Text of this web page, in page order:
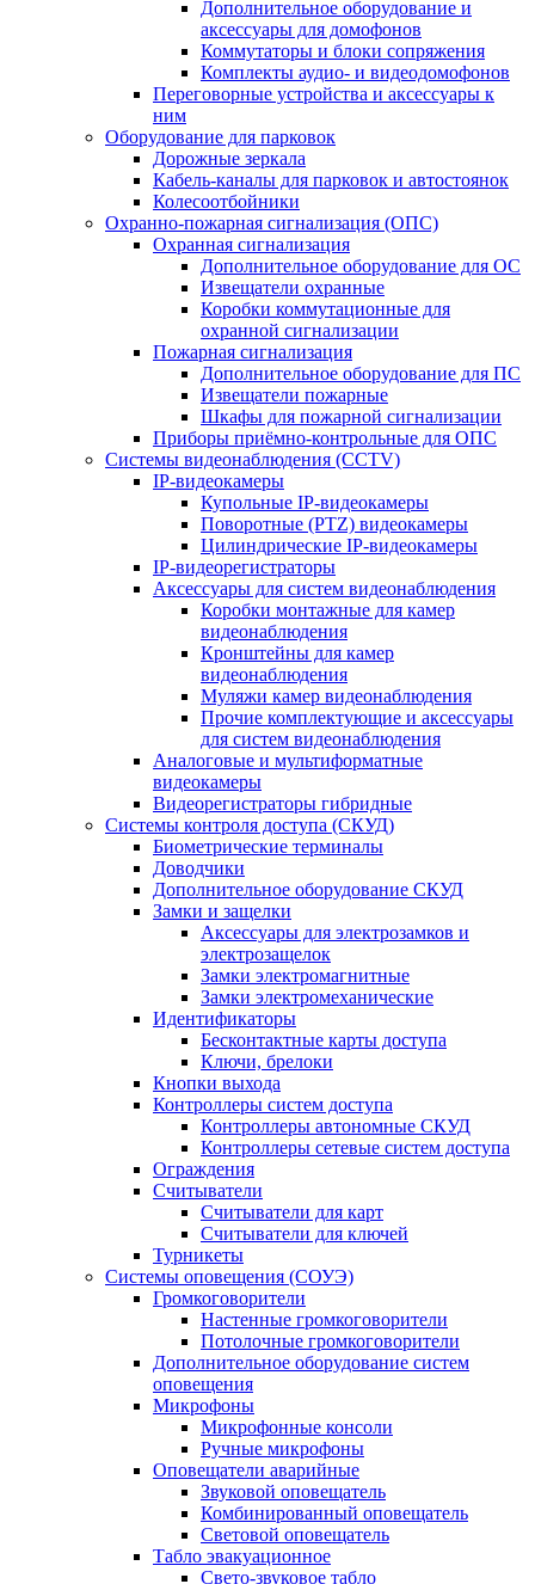
Дополнительное оборудование и
аксессуары для домофонов
Коммутаторы и блоки сопряжения
Комплекты аудио- и видеодомофонов
Переговорные устройства и аксессуары к
ним
Оборудование для парковок
Дорожные зеркала
Кабель-каналы для парковок и автостоянок
Колесоотбойники
Охранно-пожарная сигнализация (ОПС)
Охранная сигнализация
Дополнительное оборудование для ОС
Извещатели охранные
Коробки коммутационные для
охранной сигнализации
Пожарная сигнализация
Дополнительное оборудование для ПС
Извещатели пожарные
Шкафы для пожарной сигнализации
Приборы приёмно-контрольные для ОПС
Системы видеонаблюдения (CCTV)
IP-видеокамеры
Купольные IP-видеокамеры
Поворотные (PTZ) видеокамеры
Цилиндрические IP-видеокамеры
IP-видеорегистраторы
Аксессуары для систем видеонаблюдения
Коробки монтажные для камер
видеонаблюдения
Кронштейны для камер
видеонаблюдения
Муляжи камер видеонаблюдения
Прочие комплектующие и аксессуары
для систем видеонаблюдения
Аналоговые и мультиформатные
видеокамеры
Видеорегистраторы гибридные
Системы контроля доступа (СКУД)
Биометрические терминалы
Доводчики
Дополнительное оборудование СКУД
Замки и защелки
Аксессуары для электрозамков и
электрозащелок
Замки электромагнитные
Замки электромеханические
Идентификаторы
Бесконтактные карты доступа
Ключи, брелоки
Кнопки выхода
Контроллеры систем доступа
Контроллеры автономные СКУД
Контроллеры сетевые систем доступа
Ограждения
Считыватели
Считыватели для карт
Считыватели для ключей
Турникеты
Системы оповещения (СОУЭ)
Громкоговорители
Настенные громкоговорители
Потолочные громкоговорители
Дополнительное оборудование систем
оповещения
Микрофоны
Микрофонные консоли
Ручные микрофоны
Оповещатели аварийные
Звуковой оповещатель
Комбинированный оповещатель
Световой оповещатель
Табло эвакуационное
Свето-звуковое табло